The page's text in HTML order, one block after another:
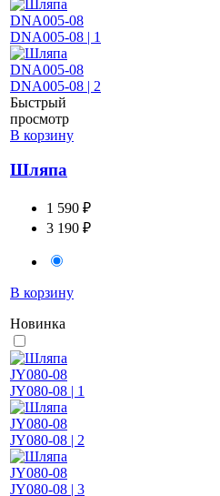
Быстрый
просмотр
В корзину
Шляпа
1 590 ₽
3 190 ₽
В корзину
Новинка